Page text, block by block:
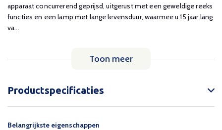
apparaat concurrerend geprijsd, uitgerust met een geweldige reeks
functies en een lamp met lange levensduur, waarmee u 15 jaar lang
va...
Toon meer
Productspecificaties
Belangrijkste eigenschappen